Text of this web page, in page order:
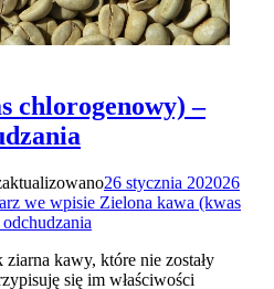
chlorogenowy) –
26 stycznia 202026
we wpisie Zielona kawa (kwas
kawy, które nie zostały
się im właściwości